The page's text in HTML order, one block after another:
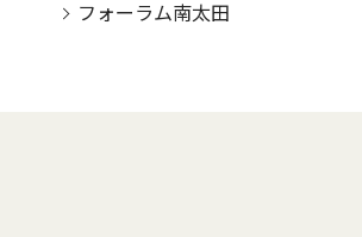
フォーラム南太田